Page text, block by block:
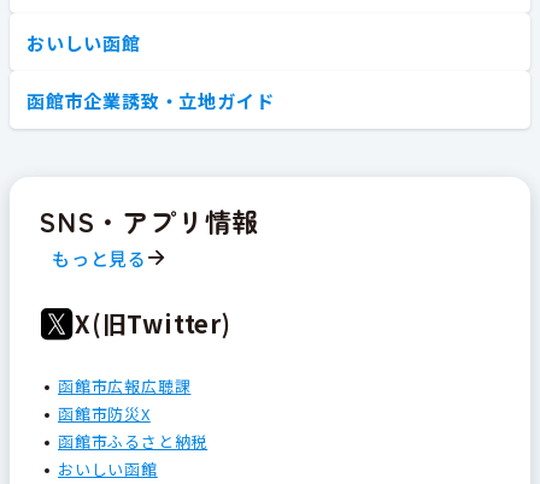
おいしい函館
函館市企業誘致・立地ガイド
SNS・アプリ情報
もっと見る
X(旧Twitter)
函館市広報広聴課
函館市防災X
函館市ふるさと納税
おいしい函館